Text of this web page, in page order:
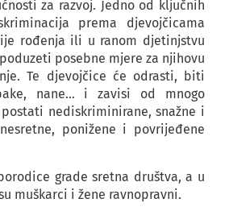
za razvoj. Jedno od ključnih
prema djevojčicama
rođenja ili u ranom djetinjstvu
posebne mjere za njihovu
Te djevojčice će odrasti, biti
nane… i zavisi od mnogo
nediskriminirane, snažne i
ponižene i povrijeđene
grade sretna društva, a u
muškarci i žene ravnopravni.